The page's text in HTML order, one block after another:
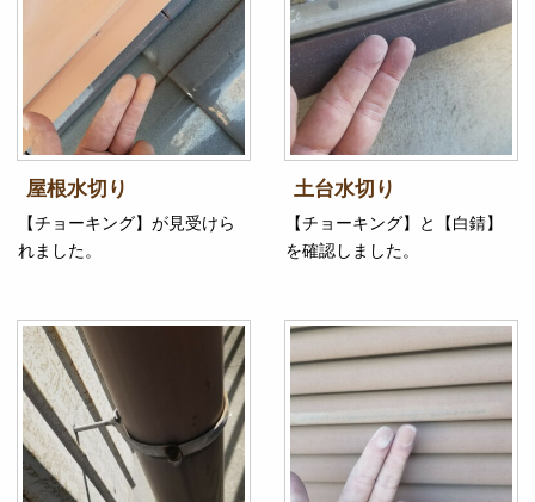
屋根水切り
【チョーキング】が見受けら
れました。
土台水切り
【チョーキング】と【白錆】
を確認しました。